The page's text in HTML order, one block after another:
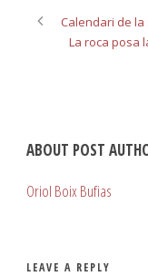
Calendari de
La roca posa
ABOUT POST
Oriol Boix Bufias
LEAVE A REPLY